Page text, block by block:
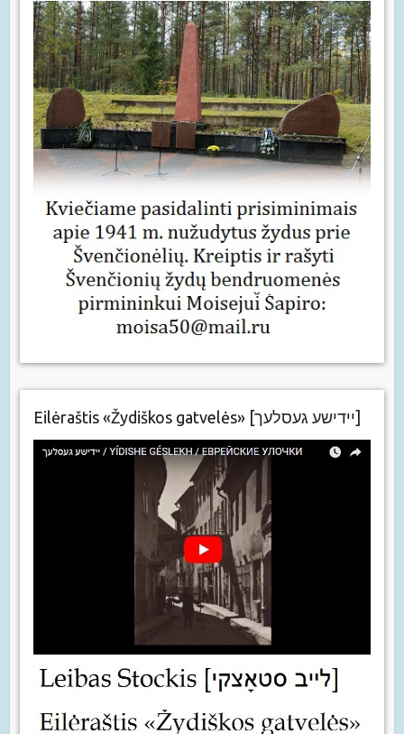
Eilėraštis «Žydiškos gatvelės» [יידישע געסלעך]